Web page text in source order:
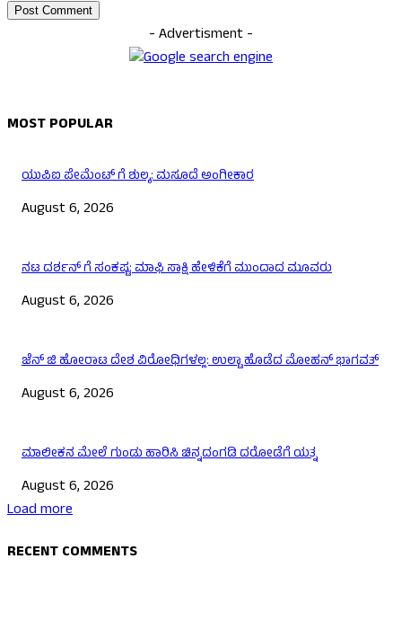
- Advertisment -
MOST POPULAR
ಯುಪಿಐ ಪೇಮೆಂಟ್ ಗೆ ಶುಲ್ಕ: ಮಸೂದೆ ಅಂಗೀಕಾರ
August 6, 2026
ನಟ ದರ್ಶನ್ ಗೆ ಸಂಕಷ್ಟ: ಮಾಫಿ ಸಾಕ್ಷಿ ಹೇಳಿಕೆಗೆ ಮುಂದಾದ ಮೂವರು
August 6, 2026
ಜೆನ್ ಜಿ ಹೋರಾಟ ದೇಶ ವಿರೋಧಿಗಳಲ್ಲ: ಉಲ್ಟಾ ಹೊಡೆದ ಮೋಹನ್ ಭಾಗವತ್
August 6, 2026
ಮಾಲೀಕನ ಮೇಲೆ ಗುಂಡು ಹಾರಿಸಿ ಚಿನ್ನದಂಗಡಿ ದರೋಡೆಗೆ ಯತ್ನ
August 6, 2026
Load more
RECENT COMMENTS